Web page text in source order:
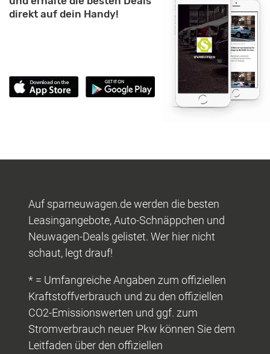
direkt auf dein Handy!
Auf sparneuwagen.de werden die besten
Leasingangebote, Auto-Schnäppchen und
Neuwagen-Deals gelistet. Wer hier nicht
schaut, legt drauf!
* = Umfangreiche Angaben zum offiziellen
Kraftstoffverbrauch und zu den offiziellen
CO2-Emissionswerten und ggf. zum
Stromverbrauch neuer Pkw können Sie dem
Leitfaden über den offiziellen